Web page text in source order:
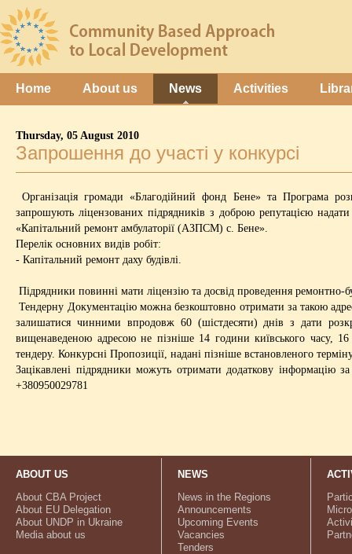
Home About us News Activities
Thursday, 05 August 2010
Запрошення до участі у конкурсі
Організація громади «Благодійний фонд Бене» та Програма
запрошують ліцензованих підрядників з доброю репутацією
«Капітальний ремонт амбулаторії (АЗПСМ) с. Бене».
Перелік основних видів робіт:
- Капітальний ремонт даху будівлі.
Підрядники повинні мати ліцензію та досвід проведення ремонтно-
Тендерну Документацію можна безкоштовно отримати за такою
залишатися чинними впродовж 60 (шістдесяти) днів з дати
вищенаведеною адресою не пізніше 14 години київського часу,
тендеру. Конкурсні Пропозиції, надані пізніше встановленого
Зацікавлені підрядники можуть отримати додаткову
+380950029781
ABOUT US
About CBA Project
About EU Delegation
About UNDP in Ukraine
Media about us
NEWS
News in the Regions
Announcements
Upcoming Events
Vacancies
Tenders